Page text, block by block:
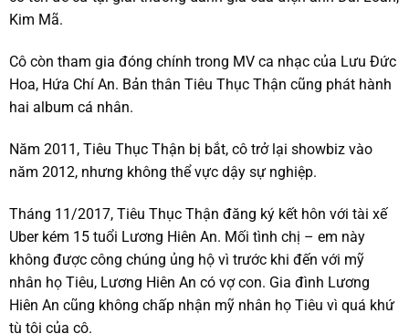
Kim Mã.
Cô còn tham gia đóng chính trong MV ca nhạc của Lưu Đức
Hoa, Hứa Chí An. Bản thân Tiêu Thục Thận cũng phát hành
hai album cá nhân.
Năm 2011, Tiêu Thục Thận bị bắt, cô trở lại showbiz vào
năm 2012, nhưng không thể vực dậy sự nghiệp.
Tháng 11/2017, Tiêu Thục Thận đăng ký kết hôn với tài xế
Uber kém 15 tuổi Lương Hiên An. Mối tình chị – em này
không được công chúng ủng hộ vì trước khi đến với mỹ
nhân họ Tiêu, Lương Hiên An có vợ con. Gia đình Lương
Hiên An cũng không chấp nhận mỹ nhân họ Tiêu vì quá khứ
tù tội của cô.